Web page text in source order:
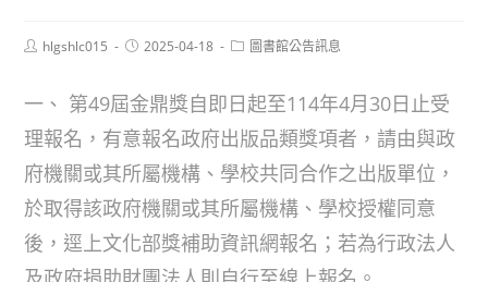
Posthlgshlc015
Post2025-04-18
Post圖書館公告訊息
一、 第49屆金鼎獎自即日起至114年4月30日止受
理報名，有意報名政府出版品類獎項者，請由與政
府機關或其所屬機構、學校共同合作之出版單位，
於取得該政府機關或其所屬機構、學校授權同意
後，逕上文化部獎補助資訊網報名；若為行政法人